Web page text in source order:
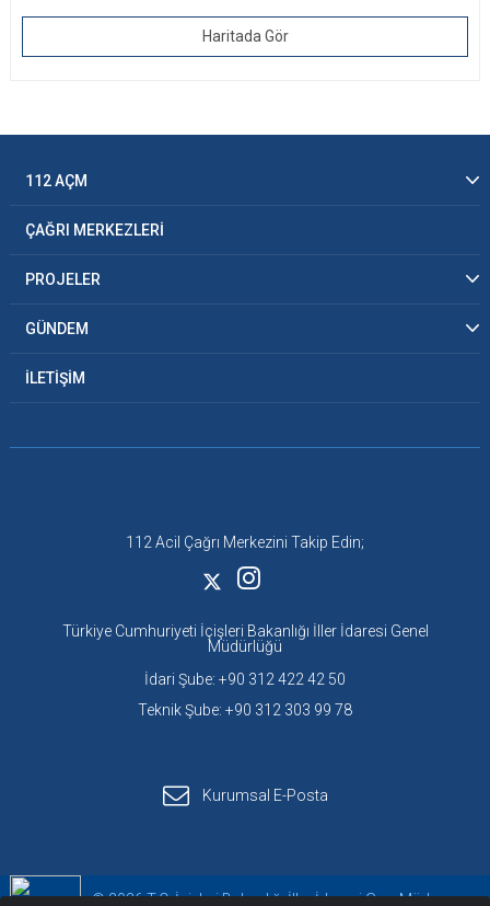
Haritada Gör
112 AÇM
ÇAĞRI MERKEZLERİ
PROJELER
GÜNDEM
İLETİŞİM
112 Acil Çağrı Merkezini Takip Edin;
Türkiye Cumhuriyeti İçişleri Bakanlığı İller İdaresi Genel
Müdürlüğü
İdari Şube: +90 312 422 42 50
Teknik Şube: +90 312 303 99 78
Kurumsal E-Posta
© 2026 T.C. İçişleri Bakanlığı İller İdaresi Gen. Müd.